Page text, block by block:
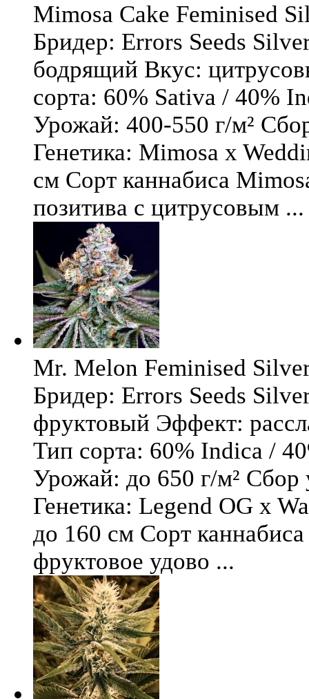
Mimosa Cake Feminised
Бридер: Errors Seeds
бодрящий Вкус:
сорта: 60% Sativa / 40%
Урожай: 400-550 г/м²
Генетика: Mimosa x
см Сорт каннабиса
позитива с цитрусовым ...
Mr. Melon Feminised
Бридер: Errors Seeds
фруктовый Эффект:
Тип сорта: 60% Indica /
Урожай: до 650 г/м² Сбор
Генетика: Legend OG x
до 160 см Сорт
фруктовое удово ...